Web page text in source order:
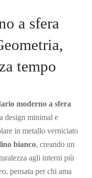
a sfera
tempo
moderno a sfera
design minimal e
in metallo verniciato
bianco, creando un
agli interni più
pensata per chi ama